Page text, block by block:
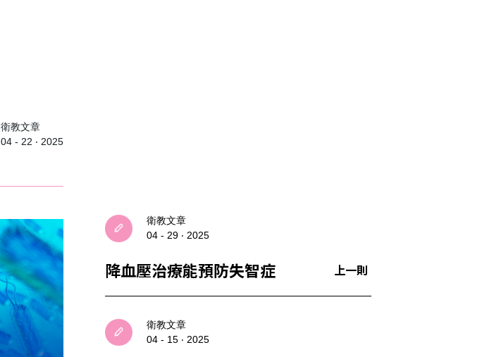
衛教文章
04 - 29 ‧ 2025
降血壓治療能預防失智症 上一則
衛教文章
04 - 15 ‧ 2025
衛教文章
04 - 22 ‧ 2025